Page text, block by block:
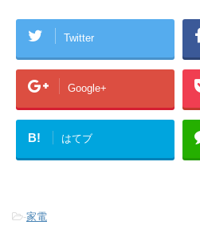
Twitter
Google+
B! はてブ
-家電